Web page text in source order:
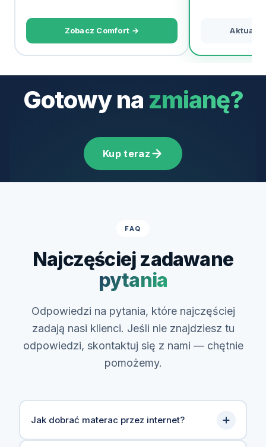
Zobacz Comfort →
Gotowy na zmianę?
Kup teraz
FAQ
Najczęściej zadawane
pytania
Odpowiedzi na pytania, które najczęściej
zadają nasi klienci. Jeśli nie znajdziesz tu
odpowiedzi, skontaktuj się z nami — chętnie
pomożemy.
Jak dobrać materac przez internet?